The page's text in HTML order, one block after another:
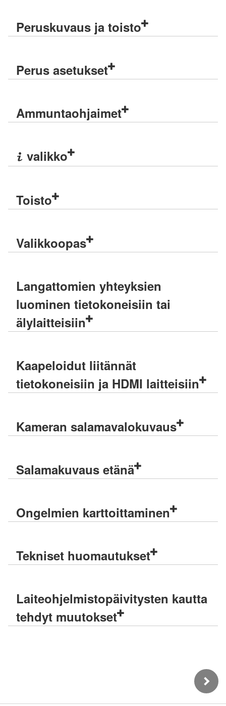
Peruskuvaus ja toisto
Perus asetukset
Ammuntaohjaimet
i valikko
Toisto
Valikkoopas
Langattomien yhteyksien
luominen tietokoneisiin tai
älylaitteisiin
Kaapeloidut liitännät
tietokoneisiin ja HDMI laitteisiin
Kameran salamavalokuvaus
Salamakuvaus etänä
Ongelmien karttoittaminen
Tekniset huomautukset
Laiteohjelmistopäivitysten kautta
tehdyt muutokset